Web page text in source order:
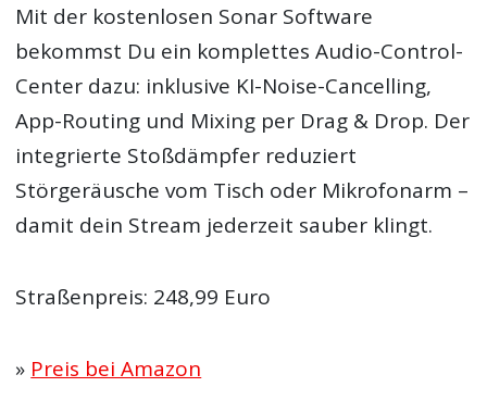
Mit der kostenlosen Sonar Software
bekommst Du ein komplettes Audio-Control-
Center dazu: inklusive KI-Noise-Cancelling,
App-Routing und Mixing per Drag & Drop. Der
integrierte Stoßdämpfer reduziert
Störgeräusche vom Tisch oder Mikrofonarm –
damit dein Stream jederzeit sauber klingt.
Straßenpreis: 248,99 Euro
» Preis bei Amazon